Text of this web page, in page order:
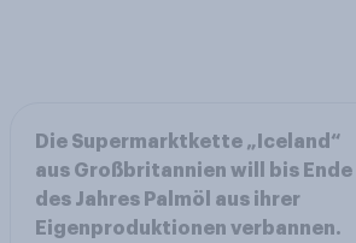
Die Supermarktkette „Iceland“
aus Großbritannien will bis Ende
des Jahres Palmöl aus ihrer
Eigenproduktionen verbannen.